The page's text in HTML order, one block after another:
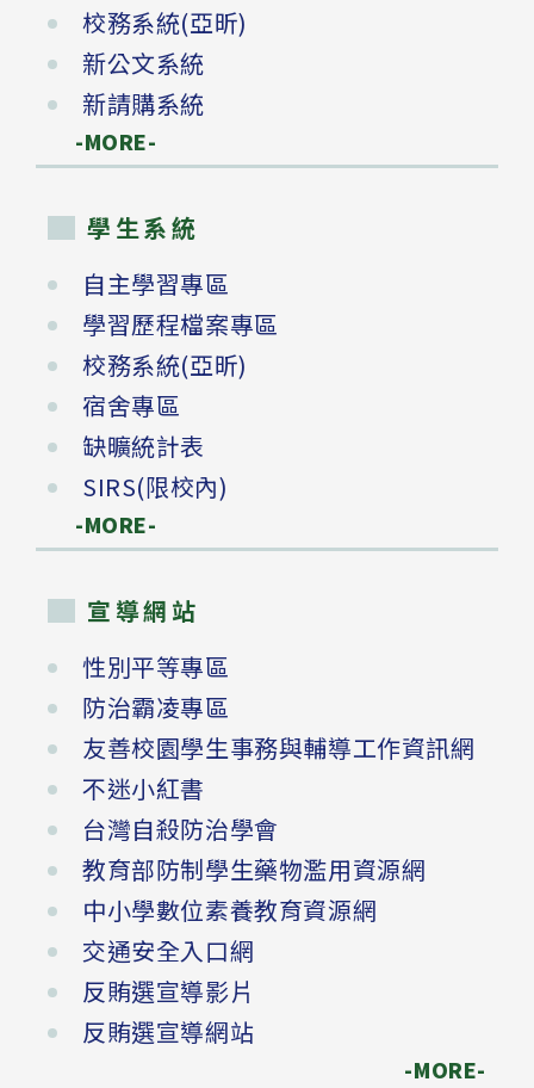
校務系統(亞昕)
新公文系統
新請購系統
-MORE-
學生系統
自主學習專區
學習歷程檔案專區
校務系統(亞昕)
宿舍專區
缺曠統計表
SIRS(限校內)
-MORE-
宣導網站
性別平等專區
防治霸凌專區
友善校園學生事務與輔導工作資訊網
不迷小紅書
台灣自殺防治學會
教育部防制學生藥物濫用資源網
中小學數位素養教育資源網
交通安全入口網
反賄選宣導影片
反賄選宣導網站
-MORE-